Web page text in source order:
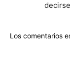
Los comentarios